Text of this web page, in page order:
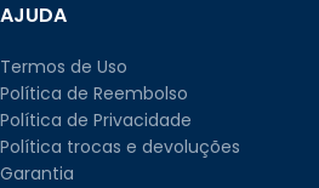
AJUDA
Termos de Uso
Política de Reembolso
Política de Privacidade
Política trocas e devoluções
Garantia